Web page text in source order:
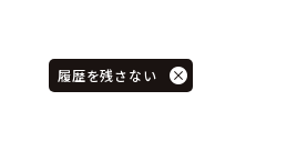
履歴を残さない